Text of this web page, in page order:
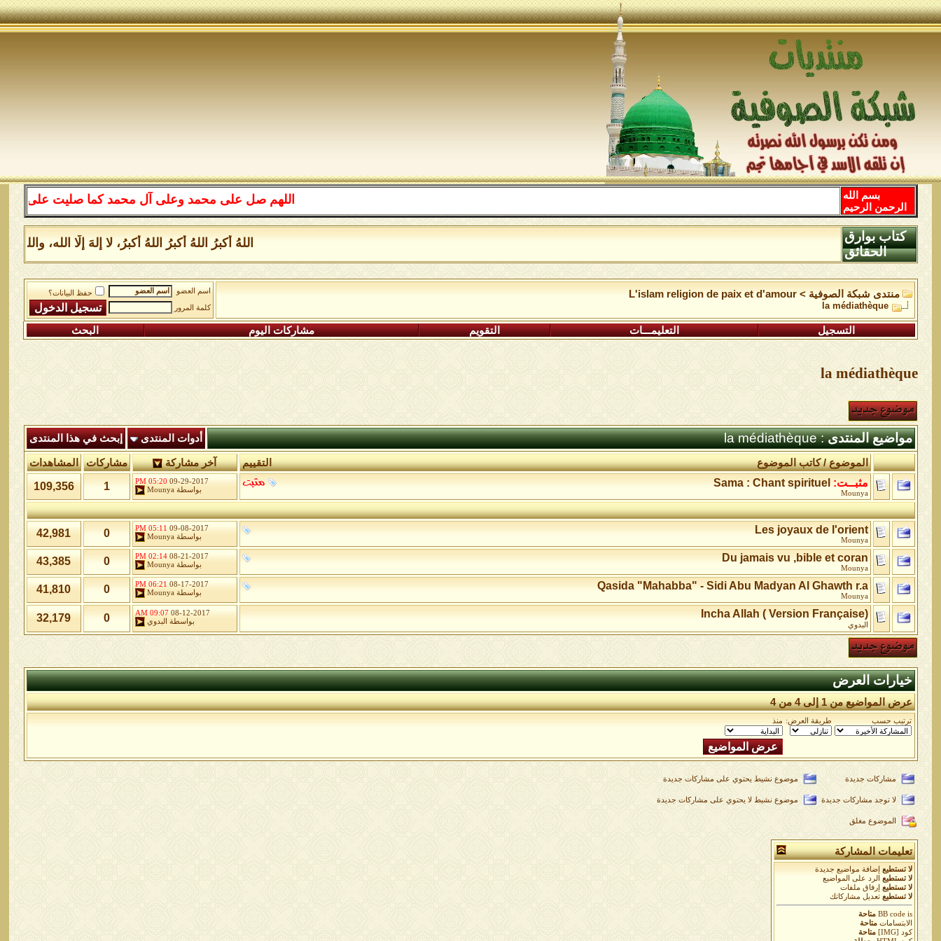
اللهم صل على محمد وعلى آل محمد كما صليت على إبراهيم
بسم الله
الرحمن الرحيم
اللهُ أكبرُ اللهُ أكبرُ اللهُ أكبرُ، لا إلهَ إلَّا الله،
كتاب بوارق
الحقائق
منتدى شبكة الصوفية >
L'islam religion de paix et d'amour
la médiathèque
اسم العضو
حفظ البيانات؟
كلمة المرور
التسجيل التعليمـــات التقويم مشاركات اليوم البحث
la médiathèque
مواضيع المنتدى: la médiathèque أدوات المنتدى إبحث في هذا المنتدى
التقييم الموضوع/كاتب الموضوع آخر مشاركة مشاركات المشاهدات
مثبــت: Sama : Chant spirituel
Mounya
09-29-2017
05:20 PM
بواسطة Mounya
1
109,356
Les joyaux de l'orient
Mounya
09-08-2017
05:11 PM
بواسطةMounya
0
42,981
Du jamais vu ,bible et coran
Mounya
08-21-2017
02:14 PM
بواسطةMounya
0
43,385
Qasida "Mahabba" - Sidi Abu Madyan Al Ghawth r.a
Mounya
08-17-2017
06:21 PM
بواسطةMounya
0
41,810
Incha Allah ( Version Française)
البدوي
08-12-2017
09:07 AM
بواسطة
البدوي 0
32,179
خيارات العرض
عرض المواضيع من 1 إلى 4 من 4
ترتيب حسب طريقة العرض: منذ
مشاركات جديدة موضوع نشيط يحتوي على مشاركات جديدة
لا توجد مشاركات جديدة موضوع نشيط لا يحتوي على مشاركات جديدة
الموضوع مغلق
تعليمات المشاركة
لا تستطيع
إضافة مواضيع جديدة
لا تستطيع
الرد على المواضيع
لا تستطيع
إرفاق ملفات
لا تستطيع تعديل مشاركاتك
BB codeis
متاحة
الابتسامات متاحة
كود [IMG]
متاحة